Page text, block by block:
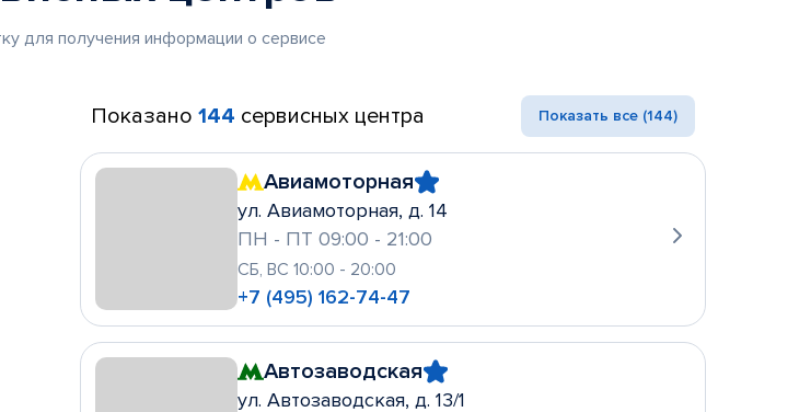
для получения информации о сервисе
Показано 144 сервисных центра Показать все (144)
Авиамоторная
ул. Авиамоторная, д. 14
ПН - ПТ 09:00 - 21:00
СБ, ВС 10:00 - 20:00
+7 (495) 162-74-47
Автозаводская
ул. Автозаводская, д. 13/1